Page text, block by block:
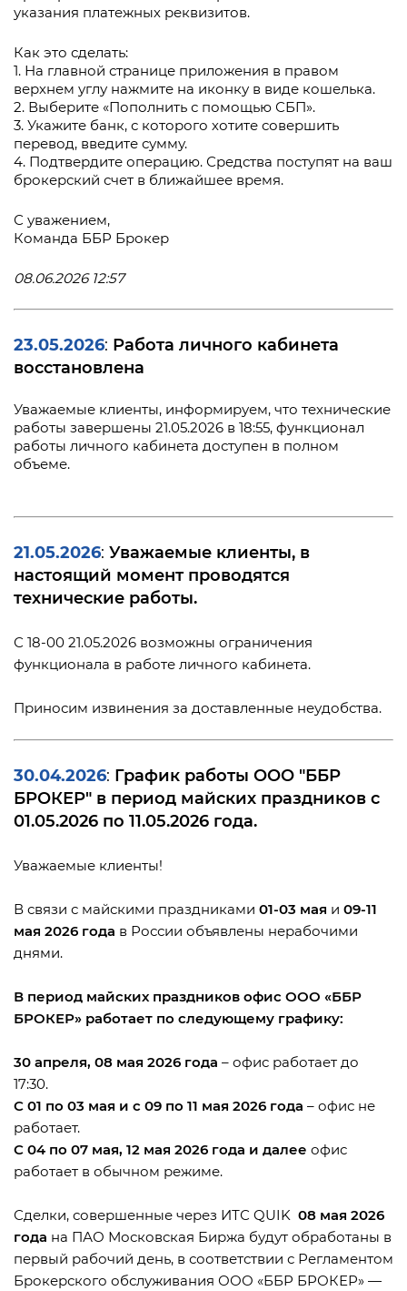
указания платежных реквизитов.
Как это сделать:
1. На главной странице приложения в правом
верхнем углу нажмите на иконку в виде кошелька.
2. Выберите «Пополнить с помощью СБП».
3. Укажите банк, с которого хотите совершить
перевод, введите сумму.
4. Подтвердите операцию. Средства поступят на ваш
брокерский счет в ближайшее время.
С уважением,
Команда ББР Брокер
08.06.2026 12:57
23.05.2026: Работа личного кабинета
восстановлена
Уважаемые клиенты, информируем, что технические
работы завершены 21.05.2026 в 18:55, функционал
работы личного кабинета доступен в полном
объеме.
21.05.2026: Уважаемые клиенты, в
настоящий момент проводятся
технические работы.
С 18-00 21.05.2026 возможны ограничения
функционала в работе личного кабинета.
Приносим извинения за доставленные неудобства.
30.04.2026: График работы ООО "ББР
БРОКЕР" в период майских праздников с
01.05.2026 по 11.05.2026 года.
Уважаемые клиенты!
В связи с майскими праздниками 01-03 мая и 09-11
мая 2026 года в России объявлены нерабочими
днями.
В период майских праздников офис ООО «ББР
БРОКЕР» работает по следующему графику:
30 апреля, 08 мая 2026 года – офис работает до
17:30.
С 01 по 03 мая и с 09 по 11 мая 2026 года – офис не
работает.
С 04 по 07 мая, 12 мая 2026 года и далее офис
работает в обычном режиме.
Сделки, совершенные через ИТС QUIK 08 мая 2026
года на ПАО Московская Биржа будут обработаны в
первый рабочий день, в соответствии с Регламентом
Брокерского обслуживания ООО «ББР БРОКЕР» —